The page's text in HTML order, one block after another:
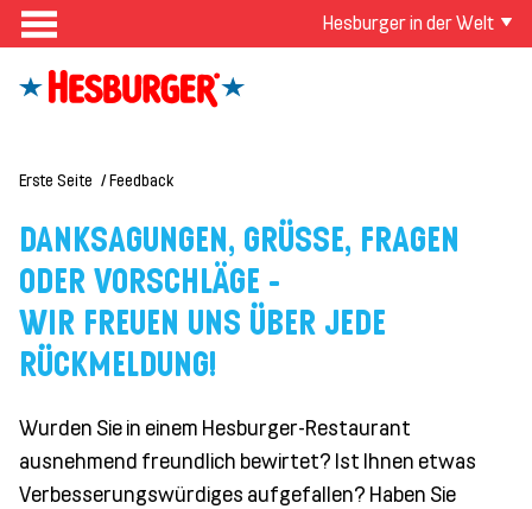
Hesburger in der Welt
Erste Seite Feedback
DANKSAGUNGEN, GRÜSSE, FRAGEN O
DER VORSCHLÄGE -
WIR FREUEN UNS ÜBER JEDE
RÜCKMELDUNG!
Wurden Sie in einem Hesburger-Restaurant
ausnehmend freundlich bewirtet? Ist Ihnen etwas
Verbesserungswürdiges aufgefallen? Haben Sie